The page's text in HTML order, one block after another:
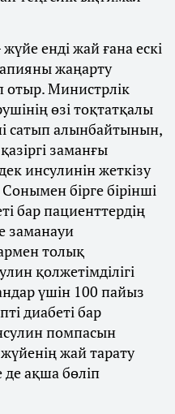
енді жай ғана ескі
жаңарту
отыр. Министрлік
өзі тоқтатқалы
сатып алынбайтынын,
заманғы
инсулинін жеткізу
Сонымен бірге бірінші
бар пациенттердің
заманауи
толық
қолжетімділігі
үшін 100 пайыз
диабеті бар
помпасын
жай тарату
ақша бөліп